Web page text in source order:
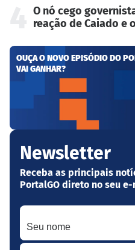
O nó cego
reação de Caiado e
OUÇA O NOVO EPISÓDIO DO
VAI GANHAR?
Newsletter
Receba as principais
PortalGO direto no seu
Seu nome
Seu melhor e-mail